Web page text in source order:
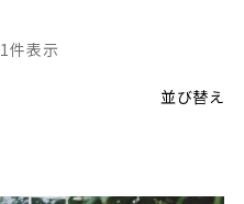
並び替え
1件表示